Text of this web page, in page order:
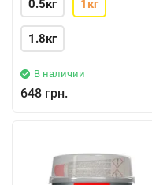
0.5кг 1кг
1.8кг
В наличии
648 грн.